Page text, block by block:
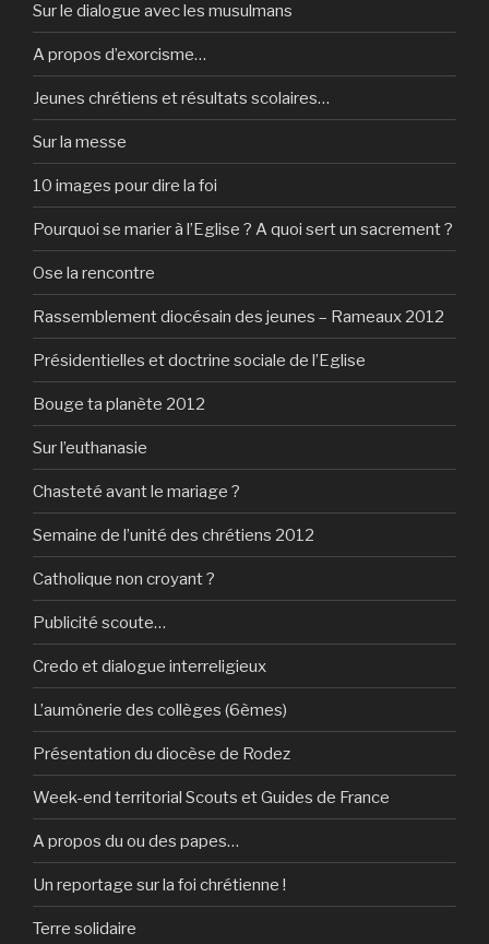
Sur le dialogue avec les musulmans
A propos d’exorcisme…
Jeunes chrétiens et résultats scolaires…
Sur la messe
10 images pour dire la foi
Pourquoi se marier à l’Eglise ? A quoi sert un sacrement ?
Ose la rencontre
Rassemblement diocésain des jeunes – Rameaux 2012
Présidentielles et doctrine sociale de l’Eglise
Bouge ta planète 2012
Sur l’euthanasie
Chasteté avant le mariage ?
Semaine de l’unité des chrétiens 2012
Catholique non croyant ?
Publicité scoute…
Credo et dialogue interreligieux
L’aumônerie des collèges (6èmes)
Présentation du diocèse de Rodez
Week-end territorial Scouts et Guides de France
A propos du ou des papes…
Un reportage sur la foi chrétienne !
Terre solidaire